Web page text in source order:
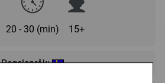
20 - 30 (min) 15+
Regelspråk: